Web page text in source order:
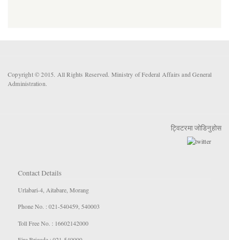
Copyright © 2015. All Rights Reserved. Ministry of Federal Affairs and General
Administration.
ट्विटरमा जोडिनुहोस
Contact Details
Urlabari-4, Aitabare, Morang
Phone No. : 021-540459, 540003
Toll Free No. : 16602142000